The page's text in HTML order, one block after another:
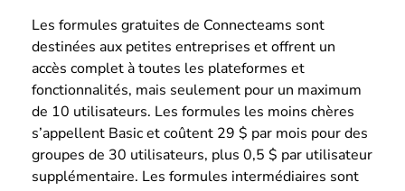
Les formules gratuites de Connecteams sont
destinées aux petites entreprises et offrent un
accès complet à toutes les plateformes et
fonctionnalités, mais seulement pour un maximum
de 10 utilisateurs. Les formules les moins chères
s’appellent Basic et coûtent 29 $ par mois pour des
groupes de 30 utilisateurs, plus 0,5 $ par utilisateur
supplémentaire. Les formules intermédiaires sont